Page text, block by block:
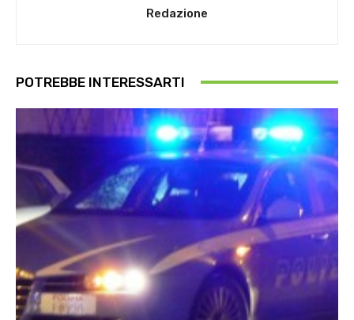
Redazione
POTREBBE INTERESSARTI